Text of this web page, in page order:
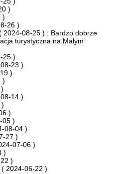
)
)
26 )
2024-08-25 ) : Bardzo dobrze
turystyczna na Małym
25 )
23 )
)
)
14 )
)
05 )
08-04 )
27 )
07-06 )
)
)
( 2024-06-22 )